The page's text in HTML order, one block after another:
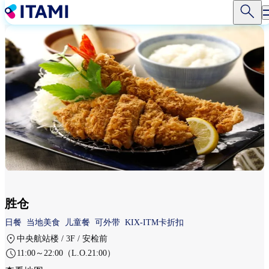
跳
转
到
主
要
内
容
胜仓
日餐 当地美食 儿童餐 可外带 KIX-ITM卡折扣
中央航站楼 / 3F / 安检前
11:00～22:00（L.O.21:00）